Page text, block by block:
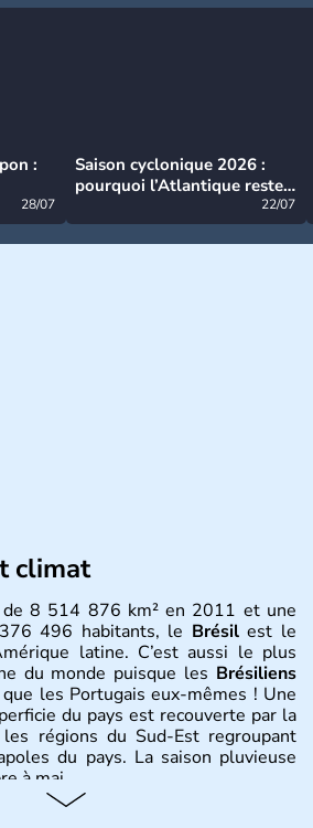
:
28/07
Saison cyclonique 2026 :
pourquoi l’Atlantique reste
22/07
climat
de 8 514 876 km² en 2011 et une
496 habitants, le Brésilest le
latine. C’est aussi le plus
du monde puisque les Brésiliens
les Portugais eux-mêmes ! Une
du pays est recouverte par la
régions du Sud-Est regroupant
du pays. La saison pluvieuse
à mai.